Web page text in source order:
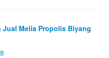
Jual Melia Propolis Biyang